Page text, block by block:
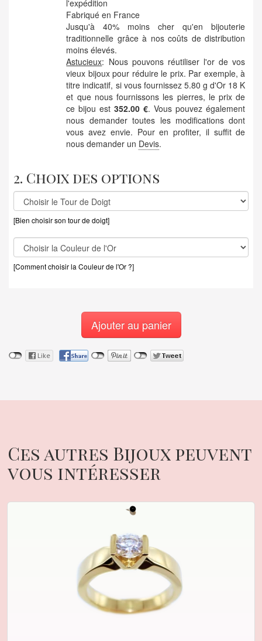
l'expédition
Fabriqué en France
Jusqu'à 40% moins cher qu'en bijouterie
traditionnelle grâce à nos coûts de distribution
moins élevés.
Astucieux: Nous pouvons réutiliser l'or de vos
vieux bijoux pour réduire le prix. Par exemple, à
titre indicatif, si vous fournissez 5.80 g d'Or 18 K
et que nous fournissons les pierres, le prix de
ce bijou est352.00 €. Vous pouvez également
nous demander toutes les modifications dont
vous avez envie. Pour en profiter, il suffit de
nous demander un Devis.
2. Choix des options
[Bien choisir son tour de doigt]
[Comment choisir la Couleur de l'Or ?]
Ajouter au panier
Ces autres Bijoux peuvent
vous intéresser